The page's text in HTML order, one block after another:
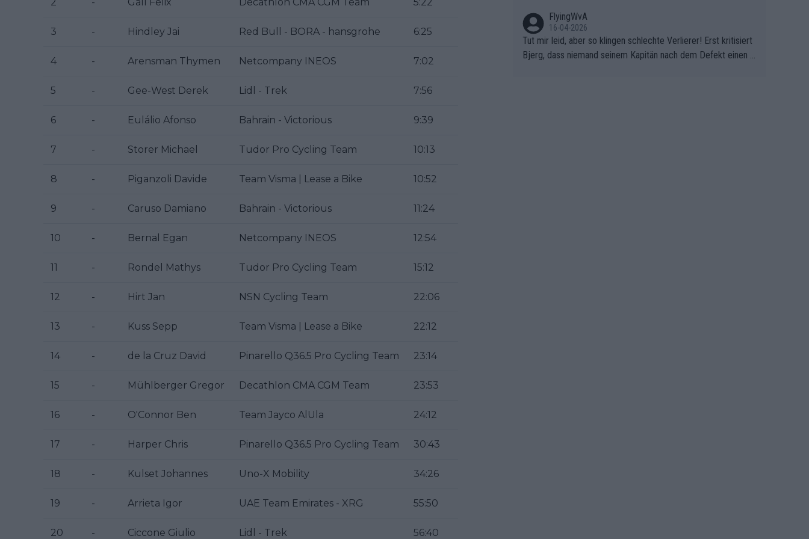
3 - Hindley Jai Red Bull - BORA - hansgrohe 6:25
4 - Arensman Thymen Netcompany INEOS 7:02
5 - Gee-West Derek Lidl - Trek 7:56
6 - Eulálio Afonso Bahrain - Victorious 9:39
7 - Storer Michael Tudor Pro Cycling Team 10:13
8 - Piganzoli Davide Team Visma | Lease a Bike 10:52
9 - Caruso Damiano Bahrain - Victorious 11:24
10 - Bernal Egan Netcompany INEOS 12:54
11 - Rondel Mathys Tudor Pro Cycling Team 15:12
12 - Hirt Jan NSN Cycling Team 22:06
13 - Kuss Sepp Team Visma | Lease a Bike 22:12
14 - de la Cruz David Pinarello Q36.5 Pro Cycling Team 23:14
15 - Mühlberger Gregor Decathlon CMA CGM Team 23:53
16 - O'Connor Ben Team Jayco AlUla 24:12
17 - Harper Chris Pinarello Q36.5 Pro Cycling Team 30:43
18 - Kulset Johannes Uno-X Mobility 34:26
19 - Arrieta Igor UAE Team Emirates - XRG 55:50
20 - Ciccone Giulio Lidl - Trek 56:40
FlyingWvA
16-04-2026
Tut mir leid, aber so klingen schlechte Verlierer! Erst kritisiert
Bjerg, dass niemand seinem Kapitän nach dem Defekt einen r